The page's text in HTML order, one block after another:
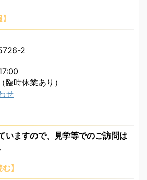
2
臨時休業あり）
せ
いますので、見学等でのご訪問は
】